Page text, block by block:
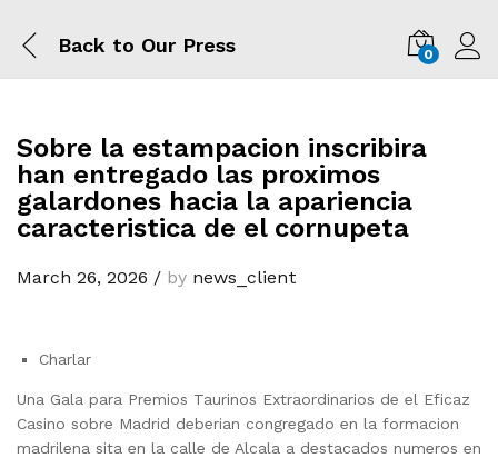
Back to Our Press 0
Sobre la estampacion inscribira
han entregado las proximos
galardones hacia la apariencia
caracteristica de el cornupeta
March 26, 2026 / by news_client
Charlar
Una Gala para Premios Taurinos Extraordinarios de el Eficaz
Casino sobre Madrid deberian congregado en la formacion
madrilena sita en la calle de Alcala a destacados numeros en